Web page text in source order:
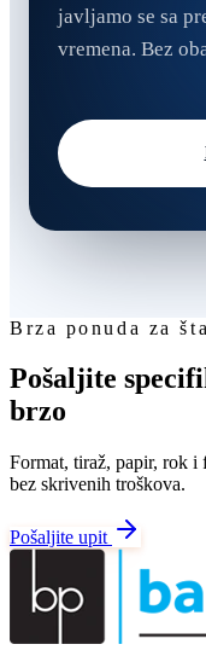
javljamo se sa
vremena. Bez
Brza ponuda za
Pošaljite
brzo
Format, tiraž, papir, rok i
bez skrivenih troškova.
Pošaljite upit